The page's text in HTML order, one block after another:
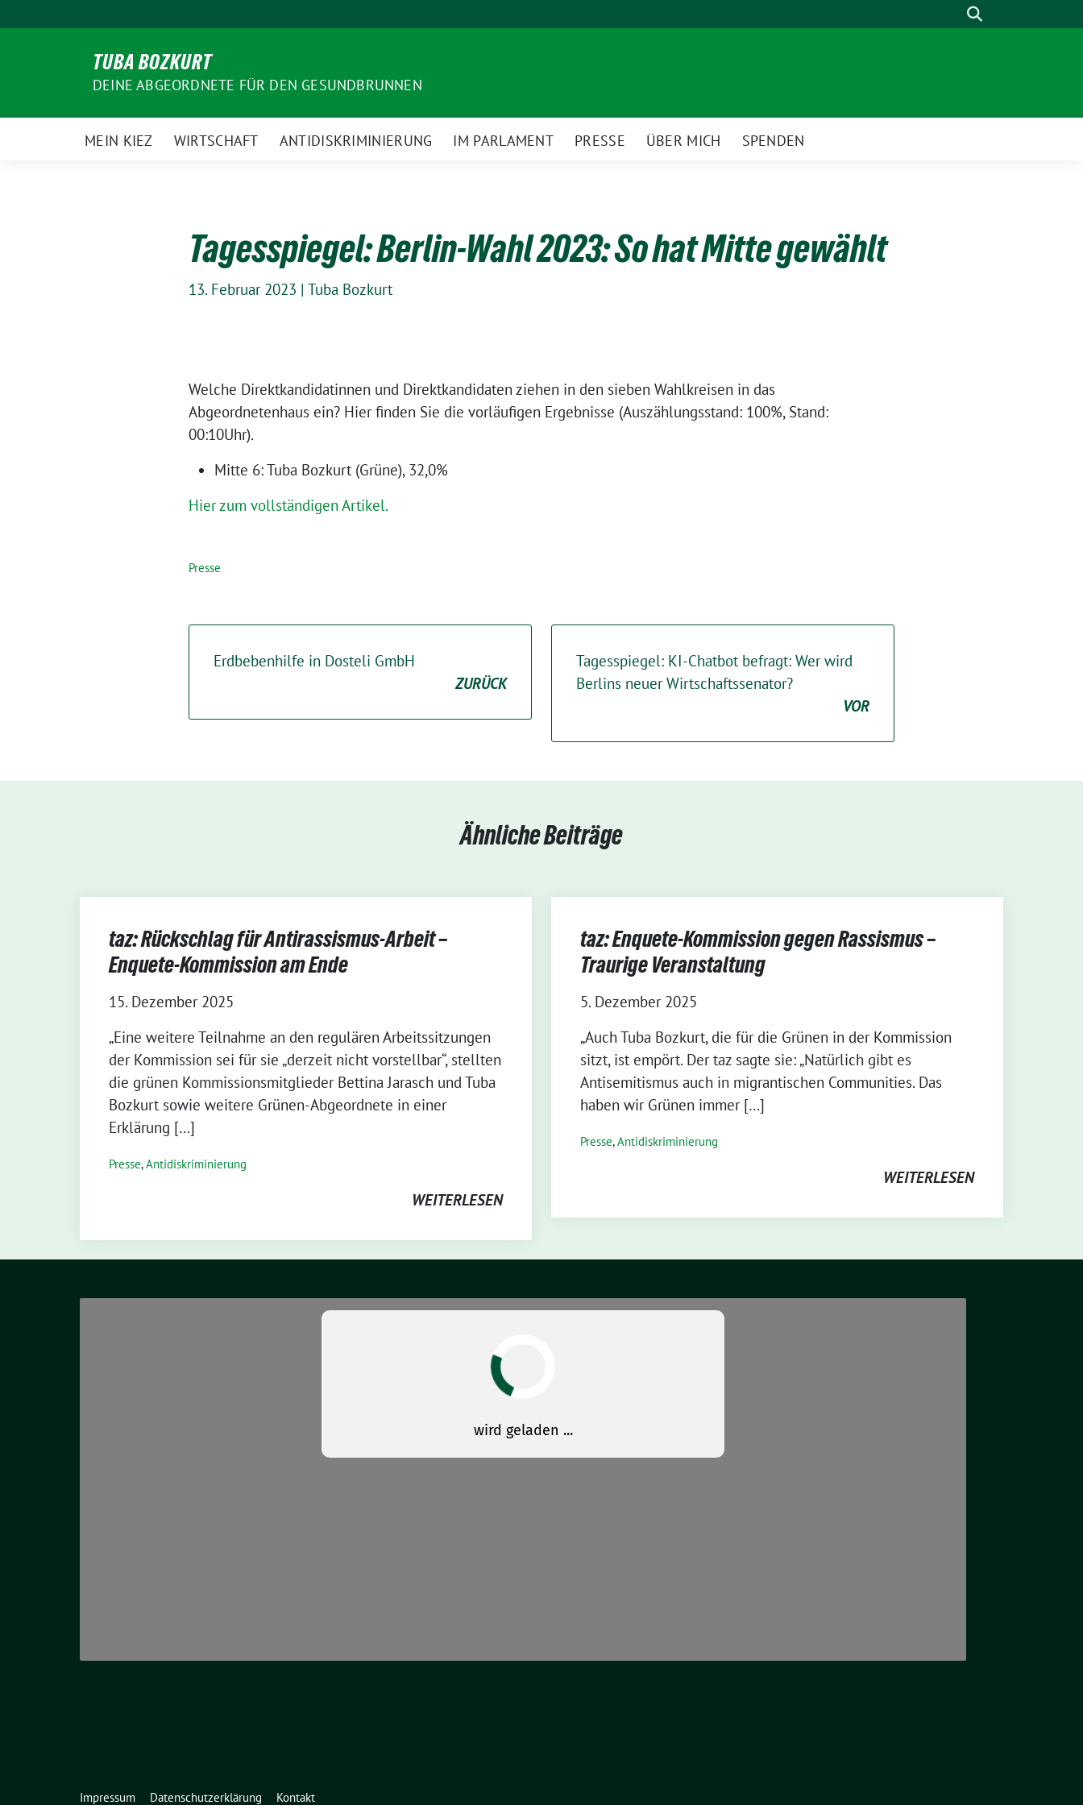
zum
Suche
TUBA BOZKURT
DEINE ABGEORDNETE FÜR DEN GESUNDBRUNNEN
MEIN KIEZ WIRTSCHAFT ANTIDISKRIMINIERUNG IM PARLAMENT PRESSE ÜBER MICH SPENDEN
Tagesspiegel: Berlin-Wahl 2023: So hat Mitte gewählt
13. Februar 2023 | Tuba Bozkurt
Welche Direktkandidatinnen und Direktkandidaten ziehen in den sieben Wahlkreisen in das
Abgeordnetenhaus ein? Hier finden Sie die vorläufigen Ergebnisse (Auszählungsstand: 100%, Stand:
00:10Uhr).
Mitte 6: Tuba Bozkurt (Grüne), 32,0%
Hier zum vollständigen Artikel.
Presse
Erdbebenhilfe in Dosteli GmbH
ZURÜCK
Tagesspiegel: KI-Chatbot befragt: Wer wird
Berlins neuer Wirtschaftssenator?
VOR
Ähnliche Beiträge
taz: Rückschlag für Antirassismus-Arbeit –
Enquete-Kommission am Ende
15. Dezember 2025
„Eine weitere Teilnahme an den regulären Arbeitssitzungen
der Kommission sei für sie „derzeit nicht vorstellbar“, stellten
die grünen Kommissionsmitglieder Bettina Jarasch und Tuba
Bozkurt sowie weitere Grünen-Abgeordnete in einer
Erklärung […]
Presse,Antidiskriminierung
WEITERLESEN
taz: Enquete-Kommission gegen Rassismus –
Traurige Veranstaltung
5. Dezember 2025
„Auch Tuba Bozkurt, die für die Grünen in der Kommission
sitzt, ist empört. Der taz sagte sie: „Natürlich gibt es
Antisemitismus auch in migrantischen Communities. Das
haben wir Grünen immer […]
Presse,Antidiskriminierung
WEITERLESEN
Impressum Datenschutzerklärung Kontakt